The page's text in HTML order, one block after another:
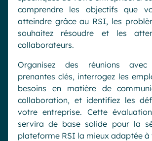
comprendre les objectifs que
atteindre grâce au RSI, les
souhaitez résoudre et les
collaborateurs.
Organisez des réunions
prenantes clés, interrogez les
besoins en matière de
collaboration, et identifiez les
votre entreprise. Cette
servira de base solide pour la
plateforme RSI la mieux adaptée à